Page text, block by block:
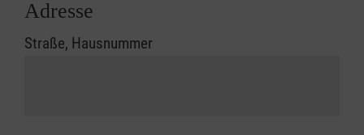
Adresse
Straße, Hausnummer